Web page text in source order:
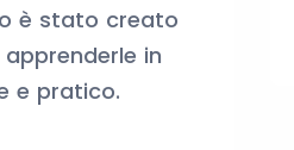
è stato creato
in
e pratico.